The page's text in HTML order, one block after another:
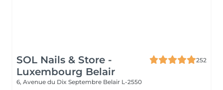
SOL Nails & Store -
Luxembourg Belair
252
6, Avenue du Dix Septembre Belair L-2550